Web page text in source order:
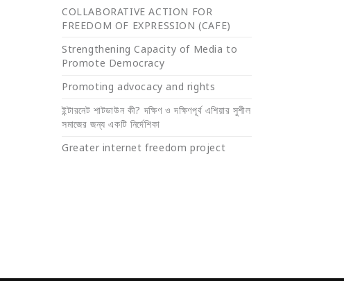
COLLABORATIVE ACTION FOR
FREEDOM OF EXPRESSION (CAFE)
Strengthening Capacity of Media to
Promote Democracy
Promoting advocacy and rights
ইন্টারনেট শাটডাউন কী? দক্ষিণ ও দক্ষিণপূর্ব এশিয়ার সুশীল
সমাজের জন্য একটি নির্দেশিকা
Greater internet freedom project